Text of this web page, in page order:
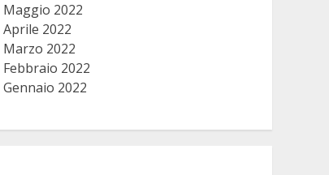
Maggio 2022
Aprile 2022
Marzo 2022
Febbraio 2022
Gennaio 2022